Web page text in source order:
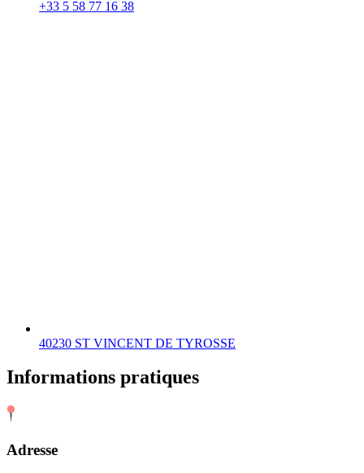
+33 5 58 77 16 38
40230 ST VINCENT DE TYROSSE
Informations pratiques
Adresse